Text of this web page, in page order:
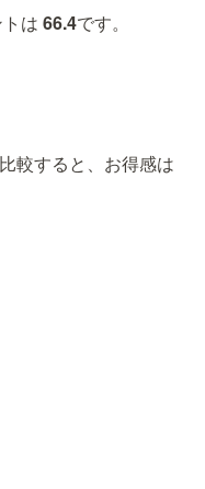
は 66.4です。
較すると、お得感は